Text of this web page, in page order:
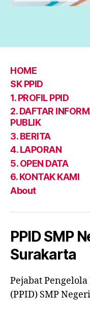
HOME
SK PPID
1. PROFIL PPID
2. DAFTAR
PUBLIK
3. BERITA
4. LAPORAN
5. OPEN DATA
6. KONTAK KAMI
About
PPID SMP
Surakarta
Pejabat
(PPID) SMP